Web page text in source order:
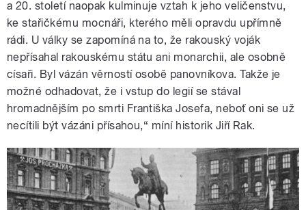
a 20. století naopak kulminuje vztah k jeho veličenstvu,
ke stařičkému mocnáři, kterého měli opravdu upřímně
rádi. U války se zapomíná na to, že rakouský voják
nepřísahal rakouskému státu ani monarchii, ale osobně
císaři. Byl vázán věrností osobě panovníkova. Takže je
možné odhadovat, že i vstup do legií se stával
hromadnějším po smrti Františka Josefa, neboť oni se už
necítili být vázáni přísahou,“ míní historik Jiří Rak.